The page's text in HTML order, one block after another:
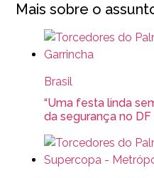
Mais sobre o
Brasil
“Uma festa linda
da segurança no